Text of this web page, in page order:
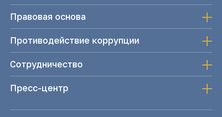
Правовая основа
Противодействие коррупции
Сотрудничество
Пресс-центр